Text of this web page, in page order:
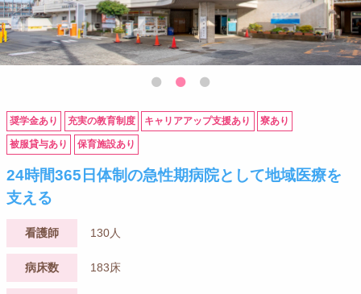
奨学金あり 充実の教育制度 キャリアアップ支援あり 寮あり
被服貸与あり 保育施設あり
24時間365日体制の急性期病院として地域医療を
支える
看護師 130人
病床数 183床